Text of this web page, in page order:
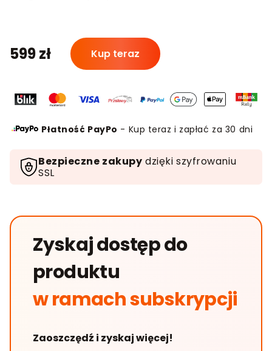
599zł
ilość
Specjalistyczny
pacjenta
-
online
Kup teraz
Płatność PayPo - Kup teraz i zapłać za 30 dni
Bezpieczne zakupy dzięki szyfrowaniu
SSL
Zyskaj dostęp do
produktu
w ramach subskrypcji
Zaoszczędź i zyskaj więcej!